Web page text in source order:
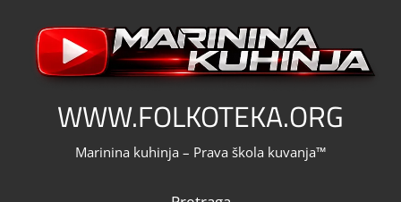
content
WWW.FOLKOTEKA.ORG
Marinina kuhinja – Prava škola kuvanja™